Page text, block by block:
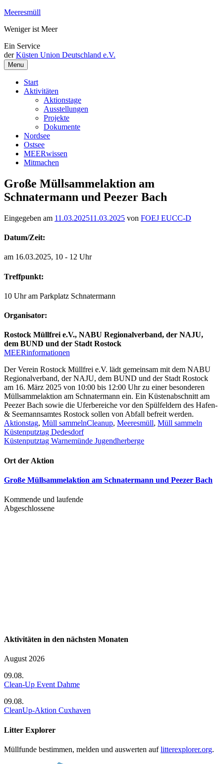
Weiter
Inhalt
Meeresmüll
Weniger ist Meer
Ein Service
derKüsten Union Deutschland e.V.
Menu
Start
Aktivitäten
Aktionstage
Ausstellungen
Projekte
Dokumente
Nordsee
Ostsee
MEERwissen
Mitmachen
Große Müllsammelaktion am
Schnatermann und Peezer Bach
Eingegeben am 11.03.202511.03.2025 von FOEJ EUCC-D
Datum/Zeit:
am 16.03.2025, 10 - 12 Uhr
Treffpunkt:
10 Uhr am Parkplatz Schnatermann
Organisator:
Rostock Müllfrei e.V., NABU Regionalverband, der NAJU,
dem BUND und der Stadt Rostock
MEERinformationen
Der Verein Rostock Müllfrei e.V. lädt gemeinsam mit dem NABU
Regionalverband, der NAJU, dem BUND und der Stadt Rostock
am 16. März 2025 von 10:00 bis 12:00 Uhr zu einer besonderen
Müllsammelaktion am Schnatermann ein. Ein Küstenabschnitt am
Peezer Bach sowie die Uferbereiche vor den Spülfeldern des Hafen-
& Seemannsamtes Rostock sollen von Abfall befreit werden.
Aktionstag, Müll sammelnCleanup, Meeresmüll, Müll sammeln
Beitragsnavigation
Küstenputztag Dedesdorf
Küstenputztag Warnemünde Jugendherberge
Ort der Aktion
Große Müllsammelaktion am Schnatermann und Peezer Bach
Kommende und laufende
Abgeschlossene
Aktivitäten in den nächsten Monaten
August 2026
09.08.
Clean-Up Event Dahme
09.08.
CleanUp-Aktion Cuxhaven
Litter Explorer
Müllfunde bestimmen, melden und auswerten auflitterexplorer.org.